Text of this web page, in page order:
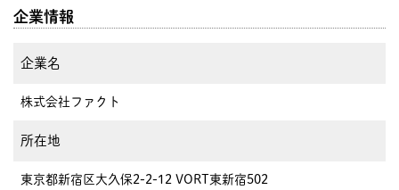
企業情報
企業名
株式会社ファクト
所在地
東京都新宿区大久保2-2-12 VORT東新宿502